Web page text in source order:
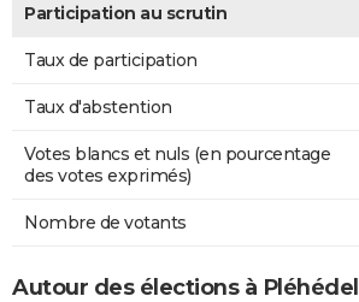
Participation au scrutin
Taux de participation
Taux d'abstention
Votes blancs et nuls (en pourcentage
des votes exprimés)
Nombre de votants
Autour des élections à Pléhédel